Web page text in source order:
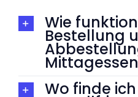
Wie
Bestellung
Wo finde